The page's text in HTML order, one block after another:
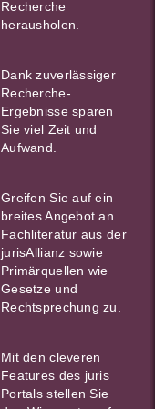
Recherche
herausholen.
Dank zuverlässiger
Recherche-
Ergebnisse sparen
Sie viel Zeit und
Aufwand.
Greifen Sie auf ein
breites Angebot an
Fachliteratur aus der
jurisAllianz sowie
Primärquellen wie
Gesetze und
Rechtsprechung zu.
Mit den cleveren
Features des juris
Portals stellen Sie